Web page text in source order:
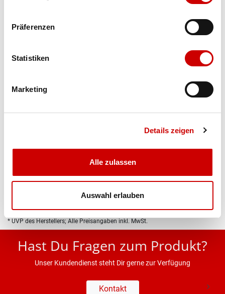
Präferenzen
Statistiken
Marketing
Details zeigen
Alle zulassen
Auswahl erlauben
Verfügbarkeit:
IN DEN WARENKORB
Bis 17:00 Uhr bestellen: morgen geliefert - ab CHF 50.00
Produktbeschreibung
Eigenschaften
* UVP des Herstellers; Alle Preisangaben inkl. MwSt.
Hast Du Fragen zum Produkt?
Unser Kundendienst steht Dir gerne zur Verfügung
Kontakt